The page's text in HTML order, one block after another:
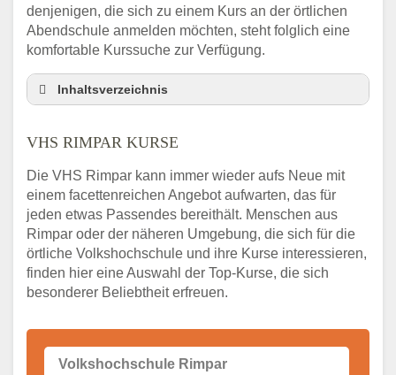
denjenigen, die sich zu einem Kurs an der örtlichen
Abendschule anmelden möchten, steht folglich eine
komfortable Kurssuche zur Verfügung.
Inhaltsverzeichnis
3 Tipps
VHS Rimpar Kurse
VHS Rimpar – Öffnungszeiten und
Telefonnummer
Stellenangebote der Volkshochschule
Rimpar
Online-Kurse – Alternative Angebote zum
Rimpar
VHS RIMPAR KURSE
Die VHS Rimpar kann immer wieder aufs Neue mit
einem facettenreichen Angebot aufwarten, das für
jeden etwas Passendes bereithält. Menschen aus
Rimpar oder der näheren Umgebung, die sich für die
örtliche Volkshochschule und ihre Kurse interessieren,
finden hier eine Auswahl der Top-Kurse, die sich
besonderer Beliebtheit erfreuen.